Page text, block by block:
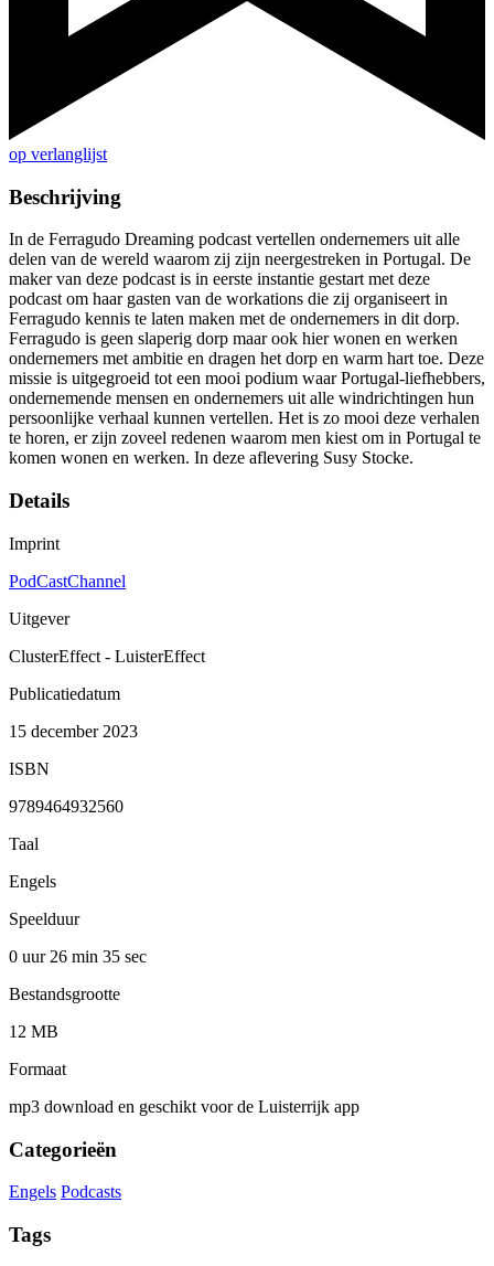
op verlanglijst
Beschrijving
In de Ferragudo Dreaming podcast vertellen ondernemers uit alle
delen van de wereld waarom zij zijn neergestreken in Portugal. De
maker van deze podcast is in eerste instantie gestart met deze
podcast om haar gasten van de workations die zij organiseert in
Ferragudo kennis te laten maken met de ondernemers in dit dorp.
Ferragudo is geen slaperig dorp maar ook hier wonen en werken
ondernemers met ambitie en dragen het dorp en warm hart toe. Deze
missie is uitgegroeid tot een mooi podium waar Portugal-liefhebbers,
ondernemende mensen en ondernemers uit alle windrichtingen hun
persoonlijke verhaal kunnen vertellen. Het is zo mooi deze verhalen
te horen, er zijn zoveel redenen waarom men kiest om in Portugal te
komen wonen en werken. In deze aflevering Susy Stocke.
Details
Imprint
PodCastChannel
Uitgever
ClusterEffect - LuisterEffect
Publicatiedatum
15 december 2023
ISBN
9789464932560
Taal
Engels
Speelduur
0 uur 26 min 35 sec
Bestandsgrootte
12 MB
Formaat
mp3 download en geschikt voor de Luisterrijk app
Categorieën
Engels Podcasts
Tags